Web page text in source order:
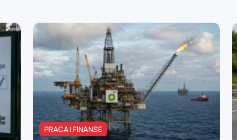
PRACA I FINANSE